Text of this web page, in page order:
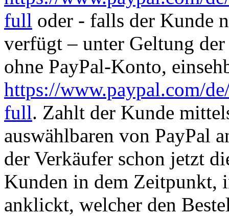
full oder - falls der Kunde
verfügt – unter Geltung
ohne PayPal-Konto,
https://www.paypal.com/
full. Zahlt der Kunde
auswählbaren von PayPal
der Verkäufer schon jetzt
Kunden in dem Zeitpunkt,
anklickt, welcher den